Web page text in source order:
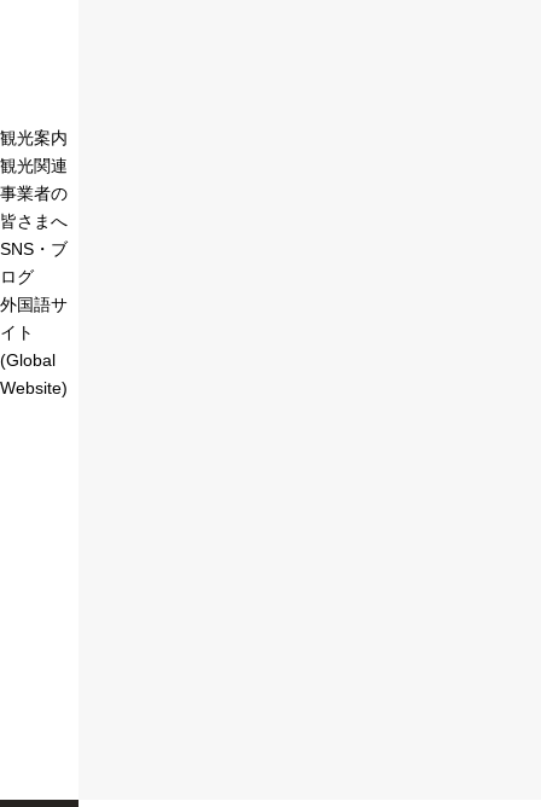
観光案内
観光関連
事業者の
皆さまへ
SNS・ブ
ログ
外国語サ
イト
(Global
Website)